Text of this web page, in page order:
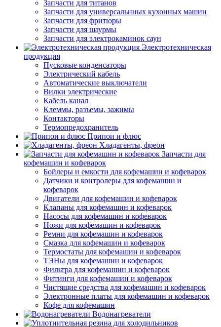
Запчасти для титанов
Запчасти для универсальнных кухонных машин
Запчасти для фритюры
Запчасти для шаурмы
Запчасти для электрокаминок саун
Электротехническая
продукция
Пусковые конденсаторы
Электрический кабель
Автоматические выключатели
Вилки электрические
Кабель канал
Клеммы, разъемы, зажимы
Контакторы
Термопредохранитель
Припои и флюс
Хладагенты, фреон
Запчасти для
кофемашин и кофеварок
Бойлеры и емкости для кофемашин и кофеварок
Датчики и контролеры для кофемашин и
кофеварок
Двигатели для кофемашин и кофеварок
Клапаны для кофемашин и кофеварок
Насосы для кофемашин и кофеварок
Ножи для кофемашин и кофеварок
Ремни для кофемашин и кофеварок
Смазка для кофемашин и кофеварок
Термостаты для кофемашин и кофеварок
ТЭНы для кофемашин и кофеварок
Фильтра для кофемашин и кофеварок
Фитинги для кофемашин и кофеварок
Чистящие средства для кофемашин и кофеварок
Электронные платы для кофемашин и кофеварок
Кофе для кофемашин
Водонагреватели